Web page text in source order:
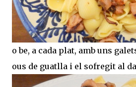
o be, a cada plat, amb uns
ous de guatlla i el sofregit al